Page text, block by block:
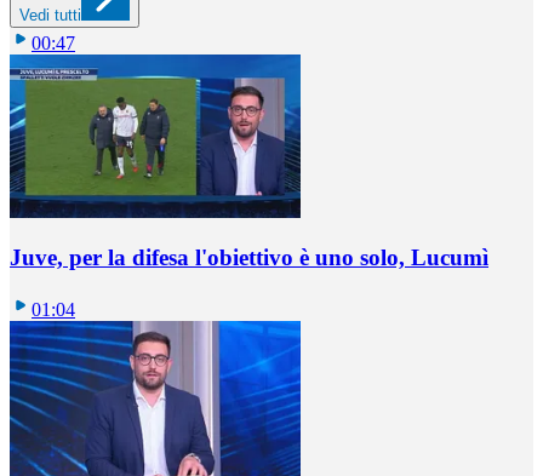
Vedi tutti
00:47
Juve, per la difesa l'obiettivo è uno solo, Lucumì
01:04